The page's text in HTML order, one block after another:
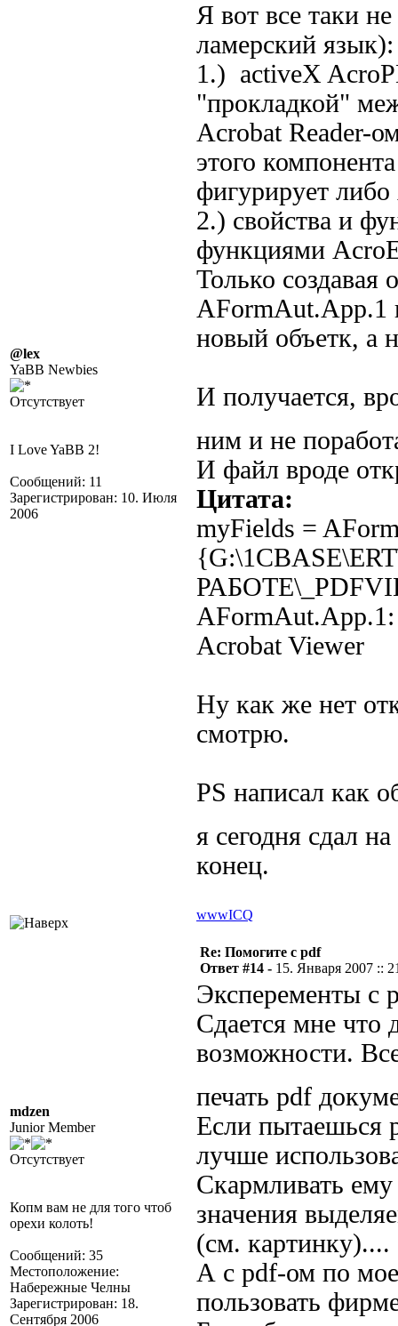
@lex
YaBB Newbies
Отсутствует
I Love YaBB 2!
Сообщений: 11
Зарегистрирован: 10. Июля
2006
Я вот все таки
ламерский язык):
1.) activeX
"прокладкой"
Acrobat Reader-
этого
фигурирует
2.) свойства и
функциями
Только
AFormAut.App.1
новый объетк, а
И получается,
ним и не
И файл вроде
Цитата:
myFields =
AFormAut.App.1:
Acrobat Viewer
Ну как же нет
смотрю.
PS написал как
я сегодня сдал
конец.
wwwICQ
mdzen
Junior Member
Отсутствует
Копм вам не для того чтоб
орехи колоть!
Сообщений: 35
Местоположение:
Набережные Челны
Зарегистрирован: 18.
Сентября 2006
Re: Помогите с pdf
Ответ #14 - 15. Января 2007 ::
Эксперементы с
Сдается мне что
возможности.
печать pdf
Если пытаешься
лучше
Скармливать
значения
(см. картинку)....
А с pdf-ом по
пользовать